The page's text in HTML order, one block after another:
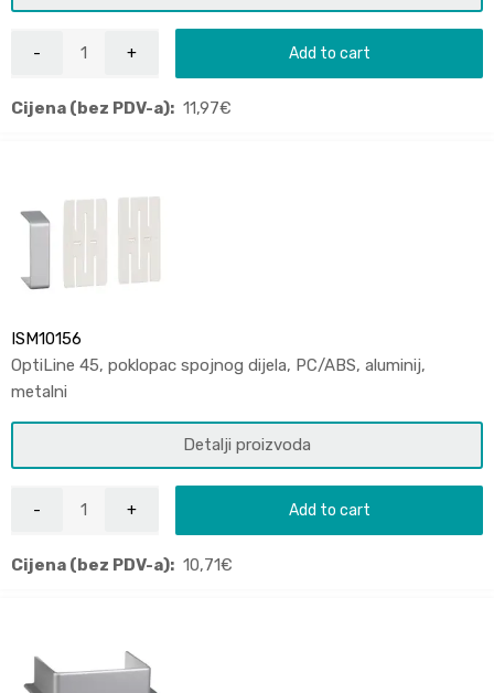
Add to cart
Cijena (bez PDV-a): 11,97€
ISM10156
OptiLine 45, poklopac spojnog dijela, PC/ABS, aluminij,
metalni
Detalji proizvoda
Add to cart
Cijena (bez PDV-a): 10,71€